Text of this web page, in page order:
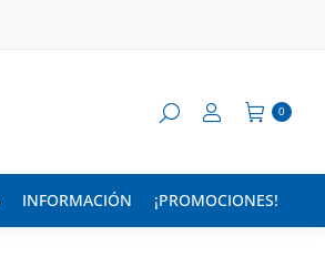
0
INFORMACIÓN ¡PROMOCIONES!